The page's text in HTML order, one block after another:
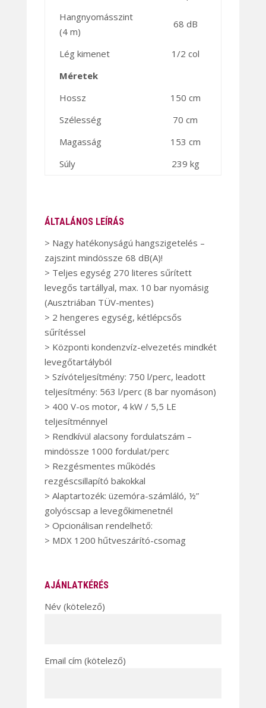
Hangnyomásszint
(4 m)
68 dB
Lég kimenet
1/2 col
Méretek
Hossz
150 cm
Szélesség
70 cm
Magasság
153 cm
Súly
239 kg
ÁLTALÁNOS LEÍRÁS
> Nagy hatékonyságú hangszigetelés –
zajszint mindössze 68 dB(A)!
> Teljes egység 270 literes sűrített
levegős tartállyal, max. 10 bar nyomásig
(Ausztriában TÜV-mentes)
> 2 hengeres egység, kétlépcsős
sűrítéssel
> Központi kondenzvíz-elvezetés mindkét
levegőtartályból
> Szívóteljesítmény: 750 l/perc, leadott
teljesítmény: 563 l/perc (8 bar nyomáson)
> 400 V-os motor, 4 kW / 5,5 LE
teljesítménnyel
> Rendkívül alacsony fordulatszám –
mindössze 1000 fordulat/perc
> Rezgésmentes működés
rezgéscsillapító bakokkal
> Alaptartozék: üzemóra-számláló, ½”
golyóscsap a levegőkimenetnél
> Opcionálisan rendelhető:
> MDX 1200 hűtveszárító-csomag
AJÁNLATKÉRÉS
Név (kötelező)
Email cím (kötelező)